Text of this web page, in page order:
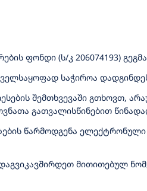
ფონდი (ს/კ 206074193)
საჭიროა
შემთხვევაში გთხოვთ,
გათვალისწინებით
წარმოდგენა
მითითებულ